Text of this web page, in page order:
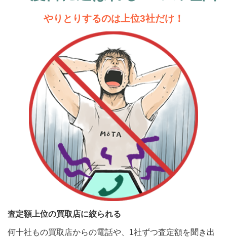
やりとりするのは上位3社だけ！
査定額上位の買取店に絞られる
何十社もの買取店からの電話や、1社ずつ査定額を聞き出